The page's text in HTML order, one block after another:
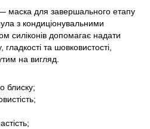
маска для завершального етапу
з кондиціонувальними
силіконів допомагає надати
та шовковистості,
на вигляд.
блиску;